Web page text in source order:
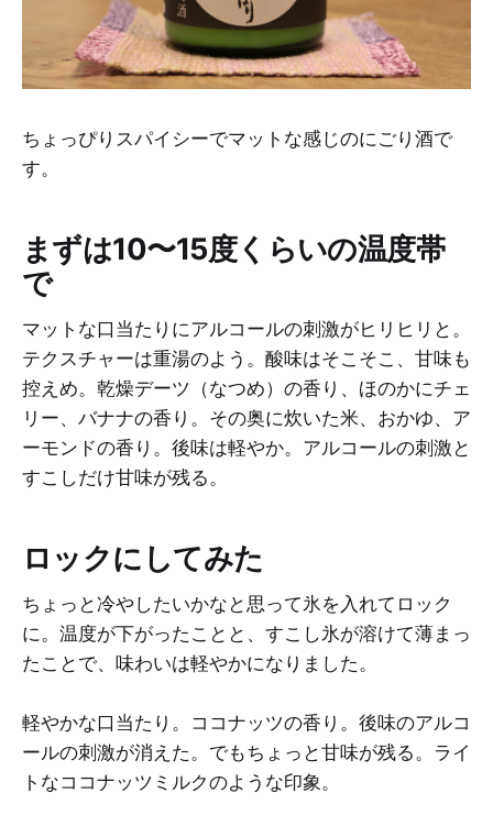
ちょっぴりスパイシーでマットな感じのにごり酒で
す。
まずは10〜15度くらいの温度帯
で
マットな口当たりにアルコールの刺激がヒリヒリと。
テクスチャーは重湯のよう。酸味はそこそこ、甘味も
控えめ。乾燥デーツ（なつめ）の香り、ほのかにチェ
リー、バナナの香り。その奥に炊いた米、おかゆ、ア
ーモンドの香り。後味は軽やか。アルコールの刺激と
すこしだけ甘味が残る。
ロックにしてみた
ちょっと冷やしたいかなと思って氷を入れてロック
に。温度が下がったことと、すこし氷が溶けて薄まっ
たことで、味わいは軽やかになりました。
軽やかな口当たり。ココナッツの香り。後味のアルコ
ールの刺激が消えた。でもちょっと甘味が残る。ライ
トなココナッツミルクのような印象。